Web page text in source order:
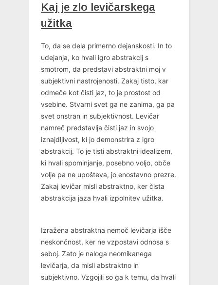
Kaj je zlo levičarskega
užitka
To, da se dela primerno dejanskosti. In to
udejanja, ko hvali igro abstrakcij s
smotrom, da predstavi abstraktni moj v
subjektivni nastrojenosti. Zakaj tisto, kar
odmeče kot čisti jaz, to je prostost od
vsebine. Stvarni svet ga ne zanima, ga pa
svet onstran in subjektivnost. Levičar
namreč predstavlja čisti jaz in svojo
iznajdljivost, ki jo demonstrira z igro
abstrakcij. To je tisti abstraktni idealizem,
ki hvali spominjanje, posebno voljo, obče
volje pa ne upošteva, jo enostavno prezre.
Zakaj levičar misli abstraktno, ker čista
abstrakcija jaza hvali izpolnitev užitka.
Izražena abstraktna nemoč levičarja išče
neskončnost, ker ne vzpostavi odnosa s
seboj. Zato je naloga neomikanega
levičarja, da misli abstraktno in
subjektivno. Vzgojili so ga k temu, da hvali